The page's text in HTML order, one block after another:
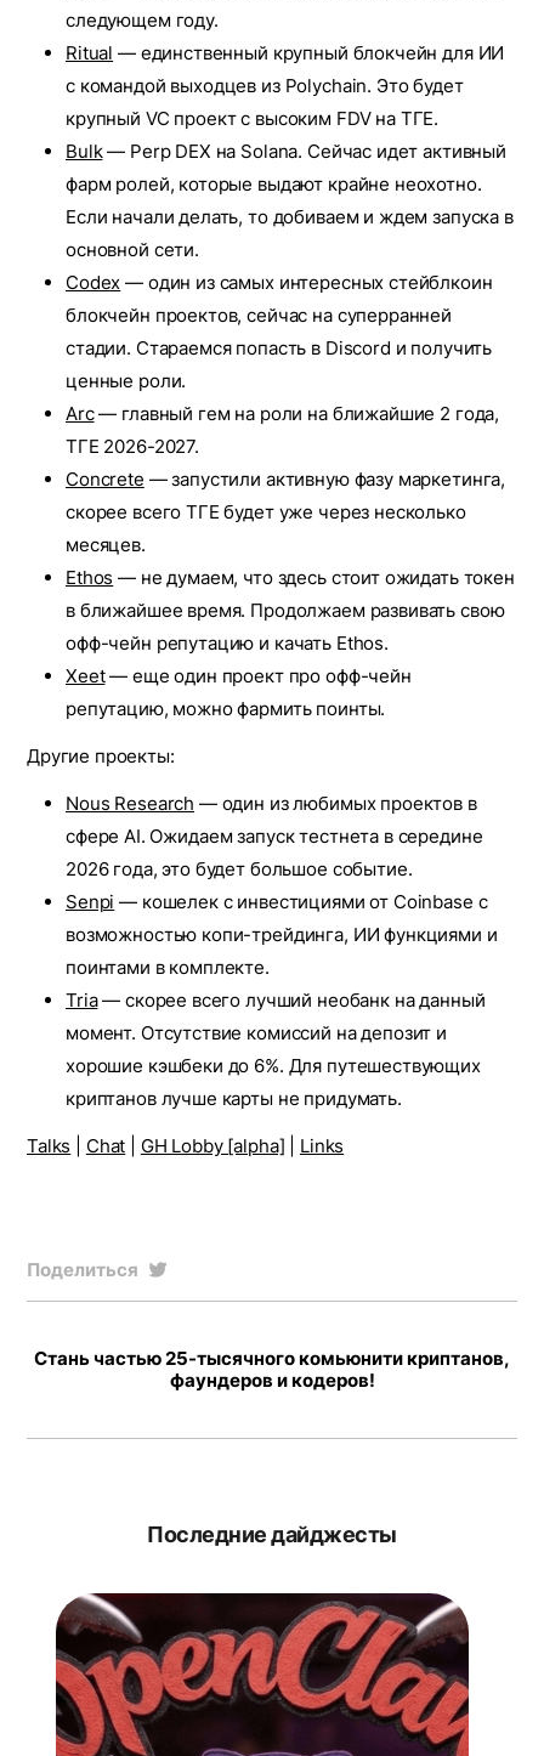
следующем году.
Ritual — единственный крупный блокчейн для ИИ
с командой выходцев из Polychain. Это будет
крупный VC проект с высоким FDV на ТГЕ.
Bulk— Perp DEX на Solana. Сейчас идет активный
фарм ролей, которые выдают крайне неохотно.
Если начали делать, то добиваем и ждем запуска в
основной сети.
Codex — один из самых интересных стейблкоин
блокчейн проектов, сейчас на суперранней
стадии. Стараемся попасть в Discord и получить
ценные роли.
Arc— главный гем на роли на ближайшие 2 года,
ТГЕ 2026-2027.
Concrete — запустили активную фазу маркетинга,
скорее всего ТГЕ будет уже через несколько
месяцев.
Ethos — не думаем, что здесь стоит ожидать токен
в ближайшее время. Продолжаем развивать свою
офф-чейн репутацию и качать Ethos.
Xeet— еще один проект про офф-чейн
репутацию, можно фармить поинты.
Другие проекты:
Nous Research — один из любимых проектов в
сфере AI. Ожидаем запуск тестнета в середине
2026 года, это будет большое событие.
Senpi — кошелек с инвестициями от Coinbase с
возможностью копи-трейдинга, ИИ функциями и
поинтами в комплекте.
Tria— скорее всего лучший необанк на данный
момент. Отсутствие комиссий на депозит и
хорошие кэшбеки до 6%. Для путешествующих
криптанов лучше карты не придумать.
Talks Chat GH Lobby [alpha] Links
Поделиться
Стань частью 25-тысячного комьюнити криптанов,
фаундеров и кодеров!
Последние дайджесты